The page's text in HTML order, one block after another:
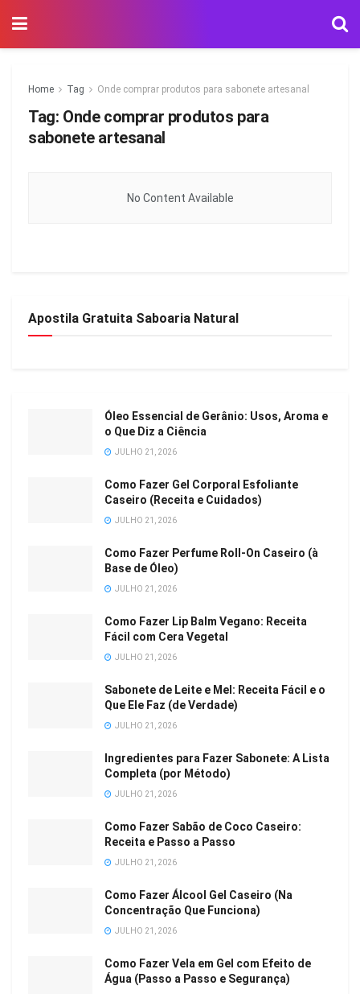
Home Tag Onde comprar produtos para sabonete artesanal
Tag: Onde comprar produtos para
sabonete artesanal
No Content Available
Apostila Gratuita Saboaria Natural
Óleo Essencial de Gerânio: Usos, Aroma e
o Que Diz a Ciência
JULHO 21, 2026
Como Fazer Gel Corporal Esfoliante
Caseiro (Receita e Cuidados)
JULHO 21, 2026
Como Fazer Perfume Roll-On Caseiro (à
Base de Óleo)
JULHO 21, 2026
Como Fazer Lip Balm Vegano: Receita
Fácil com Cera Vegetal
JULHO 21, 2026
Sabonete de Leite e Mel: Receita Fácil e o
Que Ele Faz (de Verdade)
JULHO 21, 2026
Ingredientes para Fazer Sabonete: A Lista
Completa (por Método)
JULHO 21, 2026
Como Fazer Sabão de Coco Caseiro:
Receita e Passo a Passo
JULHO 21, 2026
Como Fazer Álcool Gel Caseiro (Na
Concentração Que Funciona)
JULHO 21, 2026
Como Fazer Vela em Gel com Efeito de
Água (Passo a Passo e Segurança)